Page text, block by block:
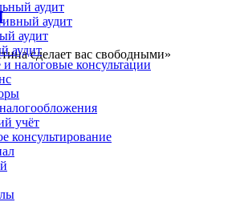
сделает вас свободными»
аудит
аудит
аудит
аудит
и налоговые консультации
учёт
консультирование